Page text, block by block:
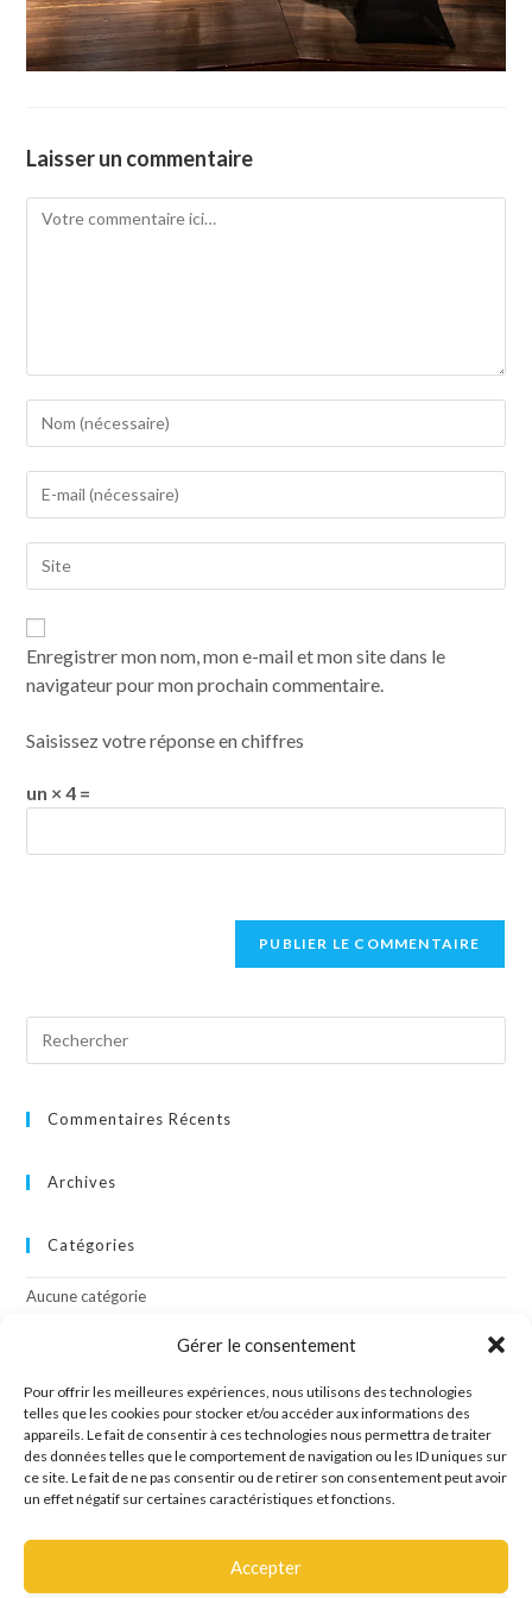
Gérer le consentement
Pour offrir les meilleures expériences, nous utilisons des technologies
telles que les cookies pour stocker et/ou accéder aux informations des
appareils. Le fait de consentir à ces technologies nous permettra de traiter
des données telles que le comportement de navigation ou les ID uniques sur
ce site. Le fait de ne pas consentir ou de retirer son consentement peut avoir
un effet négatif sur certaines caractéristiques et fonctions.
Accepter
Laisser un commentaire
Enregistrer mon nom, mon e-mail et mon site dans le
navigateur pour mon prochain commentaire.
Saisissez votre réponse en chiffres
un × 4 =
Commentaires Récents
Archives
Catégories
Aucune catégorie
Connexion
Flux des publications
Flux des commentaires
Site de WordPress-FR